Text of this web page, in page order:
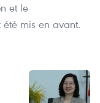
et le
mis en avant.